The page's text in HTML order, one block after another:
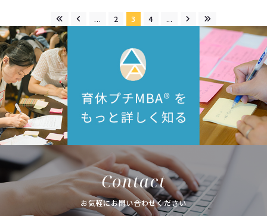
... 2 3 4 ...
Contact
お気軽にお問い合わせください